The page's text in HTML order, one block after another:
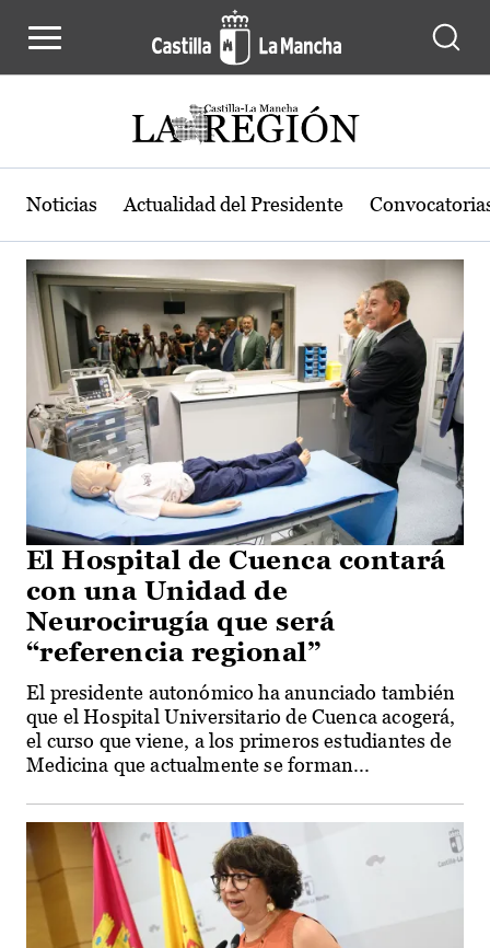
Actualidad de la región de Castilla-
Noticias Actualidad del Presidente
El Hospital de Cuenca contará
con una Unidad de
Neurocirugía que será
“referencia regional”
El presidente autonómico ha anunciado también
que el Hospital Universitario de Cuenca acogerá,
el curso que viene, a los primeros estudiantes de
Medicina que actualmente se forman...